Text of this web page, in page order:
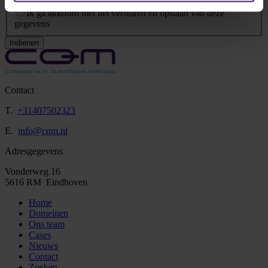
Privacy Statement*
Ik ga akkoord met het versturen en opslaan van deze
gegevens
Indienen
Contact
T. +31407502323
E. info@cqm.nl
Adresgegevens
Vonderweg 16
5616 RM Eindhoven
Home
Domeinen
Ons team
Cases
Nieuws
Contact